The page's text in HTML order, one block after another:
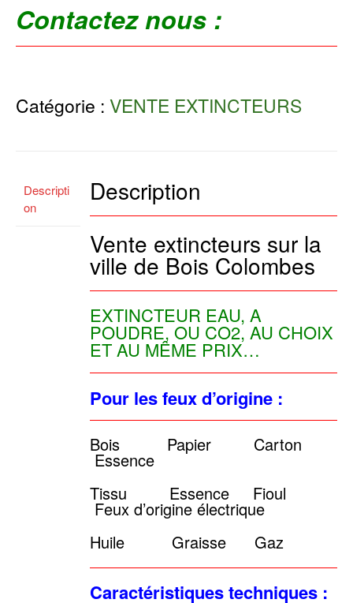
Contactez nous :
Catégorie : VENTE EXTINCTEURS
Descripti
on
Description
Vente extincteurs sur la
ville de Bois Colombes
EXTINCTEUR EAU, A
POUDRE, OU CO2, AU CHOIX
ET AU MÊME PRIX…
Pour les feux d’origine :
Bois Papier Carton
Essence
Tissu Essence Fioul
Feux d’origine électrique
Huile Graisse Gaz
Caractéristiques techniques :